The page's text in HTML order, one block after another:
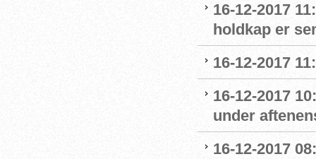
16-12-2017
holdkap er
16-12-2017
16-12-2017
under
16-12-2017